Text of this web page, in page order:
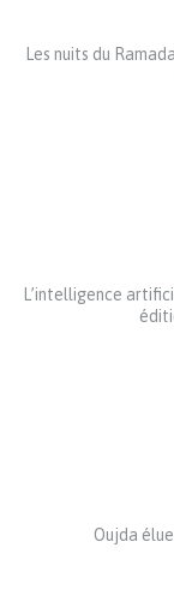
Les nuits du
L’intelligence
Oujda